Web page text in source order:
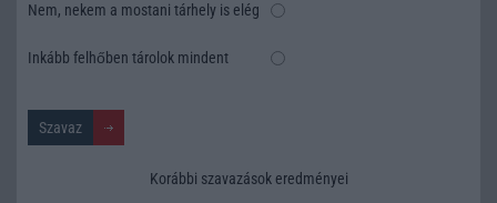
Nem, nekem a mostani tárhely is elég
Inkább felhőben tárolok mindent
Korábbi szavazások eredményei